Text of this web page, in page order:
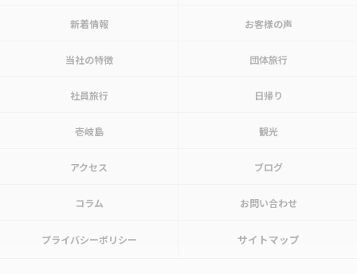
新着情報 お客様の声
当社の特徴 団体旅行
社員旅行 日帰り
壱岐島 観光
アクセス ブログ
コラム お問い合わせ
プライバシーポリシー サイトマップ